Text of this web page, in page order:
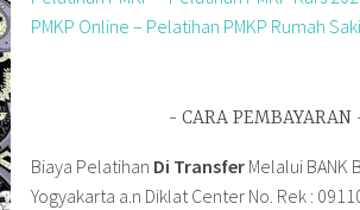
PMKP Online – Pelatihan PMKP Rumah
CARA PEMBAYARAN
Biaya Pelatihan Di Transfer Melalui BANK
Yogyakarta a.n Diklat Center No. Rek :